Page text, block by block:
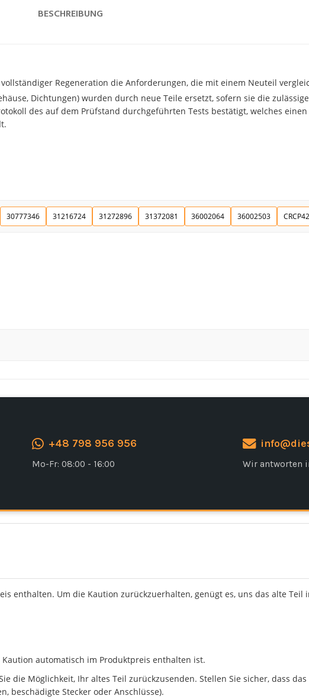
BESCHREIBUNG
Regeneration die Anforderungen, die mit einem Neuteil
Dichtungen) wurden durch neue Teile ersetzt, sofern sie die
des auf dem Prüfstand durchgeführten Tests bestätigt, welches
30777346 31216724 31272896 31372081 36002064 36002503
+48 798 956 956
Mo-Fr: 08:00 - 16:00 Wir antworten
enthalten. Um die Kaution zurückzuerhalten, genügt es, uns das alte Teil
automatisch im Produktpreis enthalten ist.
die Möglichkeit, Ihr altes Teil zurückzusenden. Stellen Sie sicher, dass
beschädigte Stecker oder Anschlüsse).